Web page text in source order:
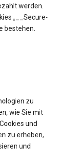
werden.
„__Secure-
bestehen.
zu
wie Sie mit
und
zu erheben,
und